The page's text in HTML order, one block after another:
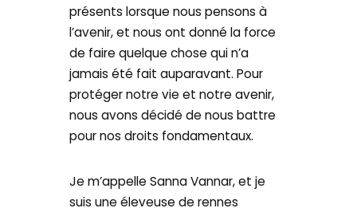
présents lorsque nous pensons à
l’avenir, et nous ont donné la force
de faire quelque chose qui n’a
jamais été fait auparavant. Pour
protéger notre vie et notre avenir,
nous avons décidé de nous battre
pour nos droits fondamentaux.
Je m’appelle Sanna Vannar, et je
suis une éleveuse de rennes